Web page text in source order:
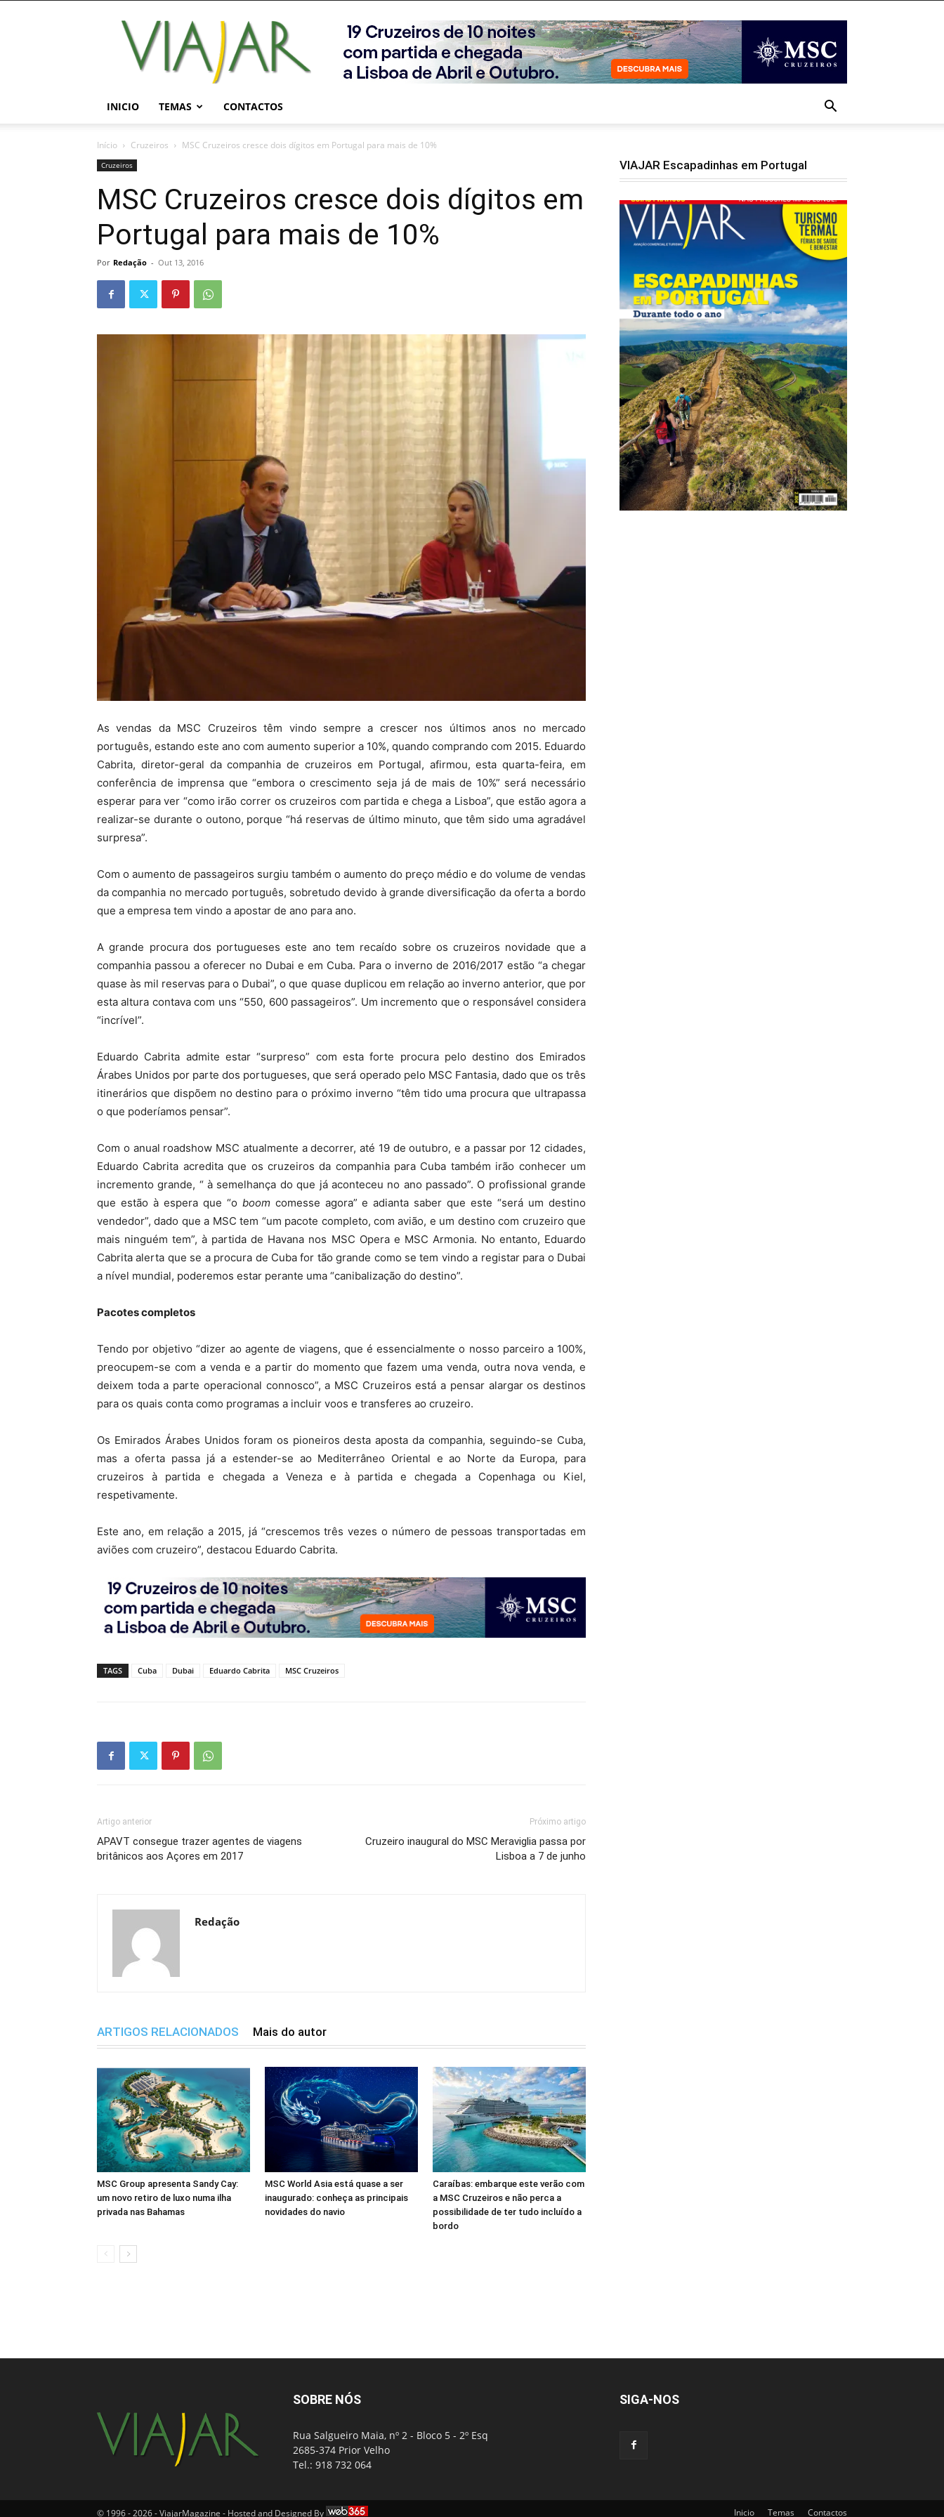
Viajar
Magazine
Online
INICIO TEMAS CONTACTOS
Início Cruzeiros MSC Cruzeiros cresce dois dígitos em Portugal para mais de 10%
Cruzeiros
MSC Cruzeiros cresce dois dígitos em
Portugal para mais de 10%
Por Redação - Out 13, 2016
As vendas da MSC Cruzeiros têm vindo sempre a crescer nos últimos anos no mercado
português, estando este ano com aumento superior a 10%, quando comprando com 2015. Eduardo
Cabrita, diretor-geral da companhia de cruzeiros em Portugal, afirmou, esta quarta-feira, em
conferência de imprensa que “embora o crescimento seja já de mais de 10%” será necessário
esperar para ver “como irão correr os cruzeiros com partida e chega a Lisboa”, que estão agora a
realizar-se durante o outono, porque “há reservas de último minuto, que têm sido uma agradável
surpresa”.
Com o aumento de passageiros surgiu também o aumento do preço médio e do volume de vendas
da companhia no mercado português, sobretudo devido à grande diversificação da oferta a bordo
que a empresa tem vindo a apostar de ano para ano.
A grande procura dos portugueses este ano tem recaído sobre os cruzeiros novidade que a
companhia passou a oferecer no Dubai e em Cuba. Para o inverno de 2016/2017 estão “a chegar
quase às mil reservas para o Dubai”, o que quase duplicou em relação ao inverno anterior, que por
esta altura contava com uns “550, 600 passageiros”. Um incremento que o responsável considera
“incrível”.
Eduardo Cabrita admite estar “surpreso” com esta forte procura pelo destino dos Emirados
Árabes Unidos por parte dos portugueses, que será operado pelo MSC Fantasia, dado que os três
itinerários que dispõem no destino para o próximo inverno “têm tido uma procura que ultrapassa
o que poderíamos pensar”.
Com o anual roadshow MSC atualmente a decorrer, até 19 de outubro, e a passar por 12 cidades,
Eduardo Cabrita acredita que os cruzeiros da companhia para Cuba também irão conhecer um
incremento grande, “ à semelhança do que já aconteceu no ano passado”. O profissional grande
que estão à espera que “o boomcomesse agora” e adianta saber que este “será um destino
vendedor”, dado que a MSC tem “um pacote completo, com avião, e um destino com cruzeiro que
mais ninguém tem”, à partida de Havana nos MSC Opera e MSC Armonia. No entanto, Eduardo
Cabrita alerta que se a procura de Cuba for tão grande como se tem vindo a registar para o Dubai
a nível mundial, poderemos estar perante uma “canibalização do destino”.
Pacotes completos
Tendo por objetivo “dizer ao agente de viagens, que é essencialmente o nosso parceiro a 100%,
preocupem-se com a venda e a partir do momento que fazem uma venda, outra nova venda, e
deixem toda a parte operacional connosco”, a MSC Cruzeiros está a pensar alargar os destinos
para os quais conta como programas a incluir voos e transferes ao cruzeiro.
Os Emirados Árabes Unidos foram os pioneiros desta aposta da companhia, seguindo-se Cuba,
mas a oferta passa já a estender-se ao Mediterrâneo Oriental e ao Norte da Europa, para
cruzeiros à partida e chegada a Veneza e à partida e chegada a Copenhaga ou Kiel,
respetivamente.
Este ano, em relação a 2015, já “crescemos três vezes o número de pessoas transportadas em
aviões com cruzeiro”, destacou Eduardo Cabrita.
TAGS Cuba Dubai Eduardo Cabrita MSC Cruzeiros
Artigo anterior
APAVT consegue trazer agentes de viagens
britânicos aos Açores em 2017
Próximo artigo
Cruzeiro inaugural do MSC Meraviglia passa por
Lisboa a 7 de junho
Redação
ARTIGOS RELACIONADOS Mais do autor
MSC Group apresenta Sandy Cay:
um novo retiro de luxo numa ilha
privada nas Bahamas
MSC World Asia está quase a ser
inaugurado: conheça as principais
novidades do navio
Caraíbas: embarque este verão com
a MSC Cruzeiros e não perca a
possibilidade de ter tudo incluído a
bordo
VIAJAR Escapadinhas em Portugal
SOBRE NÓS
Rua Salgueiro Maia, nº 2 - Bloco 5 - 2º Esq
2685-374 Prior Velho
Tel.: 918 732 064
SIGA-NOS
Inicio Temas Contactos
© 1996 - 2026 - ViajarMagazine - Hosted and Designed By